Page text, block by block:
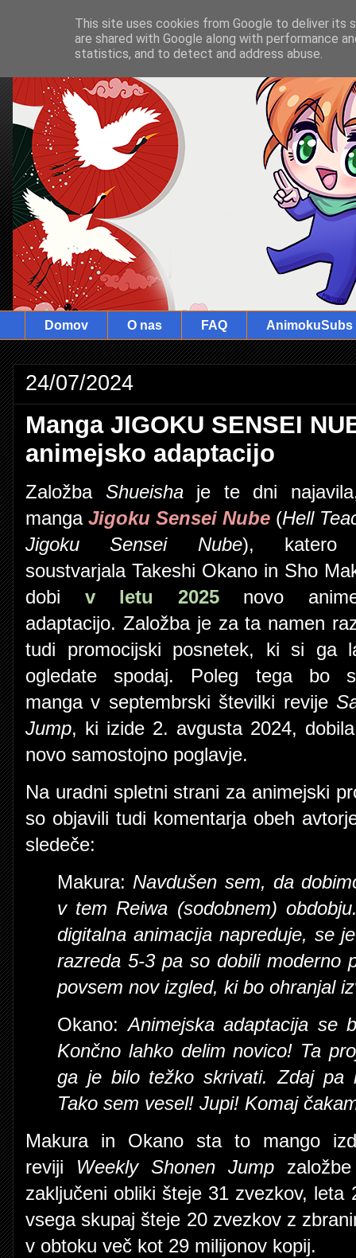
Domov O nas FAQ AnimokuSubs
24/07/2024
Manga JIGOKU SENSEI
animejsko adaptacijo
Založba Shueishaje te dni
manga Jigoku Sensei Nube (Hell
Jigoku Sensei Nube), katero
soustvarjala Takeshi Okano in Sho
dobi v letu 2025novo
adaptacijo. Založba je za ta namen
tudi promocijski posnetek, ki si ga
ogledate spodaj. Poleg tega bo
manga v septembrski številki revije
Jump, ki izide 2. avgusta 2024,
novo samostojno poglavje.
Na uradni spletni strani za animejski
so objavili tudi komentarja obeh
sledeče:
Makura: Navdušen sem, da
v tem Reiwa (sodobnem)
digitalna animacija napreduje, se
razreda 5-3 pa so dobili moderno
povsem nov izgled, ki bo ohranjal
Okano: Animejska adaptacija se
Končno lahko delim novico! Ta
ga je bilo težko skrivati. Zdaj pa
Tako sem vesel! Jupi! Komaj
Makura in Okano sta to mango
reviji Weekly Shonen Jump
zaključeni obliki šteje 31 zvezkov,
vsega skupaj šteje 20 zvezkov z
v obtoku več kot 29 milijonov kopij.
This site uses cookies from Google to deliver its
are shared with Google along with performance
statistics, and to detect and address abuse.